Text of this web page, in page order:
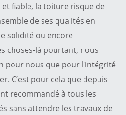
fiable, la toiture risque de
de ses qualités en
solidité ou encore
choses-là pourtant, nous
pour nous que pour l’intégrité
C’est pour cela que depuis
recommandé à tous les
sans attendre les travaux de